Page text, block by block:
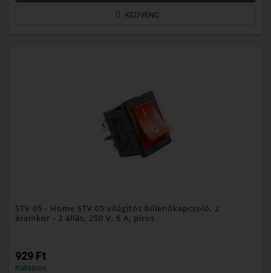
KEDVENC
STV 05 - Home STV 05 világítós billenőkapcsoló, 2
áramkör - 2 állás, 250 V, 6 A, piros
929 Ft
Raktáron